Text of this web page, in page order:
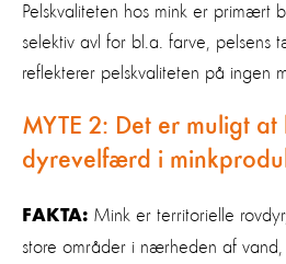
Pelskvaliteten hos mink er primært
selektiv avl for bl.a. farve, pelsens
reflekterer pelskvaliteten på ingen
MYTE 2: Det er muligt at
dyrevelfærd i
FAKTA: Mink er territorielle
store områder i nærheden af vand,